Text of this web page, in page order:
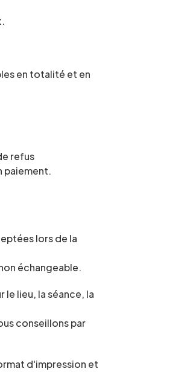
en totalité et en
refus
paiement.
lors de la
échangeable.
lieu, la séance, la
conseillons par
d'impression et